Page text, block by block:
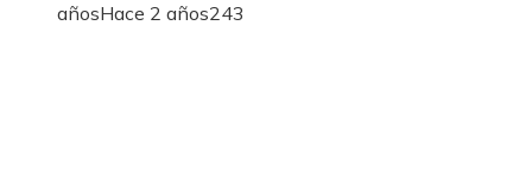
añosHace 2 años243